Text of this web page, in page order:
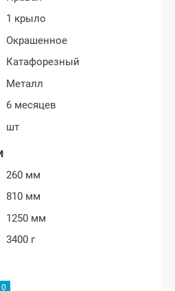
1 крыло
Окрашенное
Катафорезный
Металл
6 месяцев
шт
260 мм
810 мм
1250 мм
3400 г